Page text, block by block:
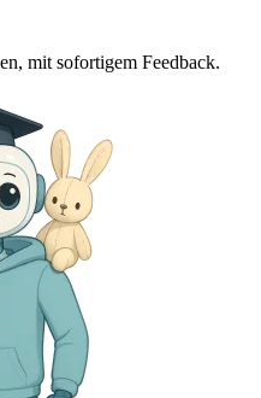
mit sofortigem Feedback.